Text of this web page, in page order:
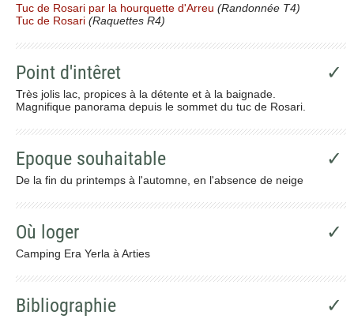
Tuc de Rosari par la hourquette d'Arreu (Randonnée T4)
Tuc de Rosari (Raquettes R4)
Point d'intêret ✓
Très jolis lac, propices à la détente et à la baignade.
Magnifique panorama depuis le sommet du tuc de Rosari.
Epoque souhaitable ✓
De la fin du printemps à l'automne, en l'absence de neige
Où loger ✓
Camping Era Yerla à Arties
Bibliographie ✓